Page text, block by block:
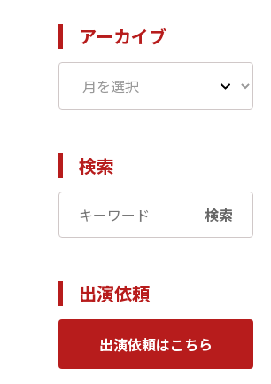
アーカイブ
検索
検索
出演依頼
出演依頼はこちら